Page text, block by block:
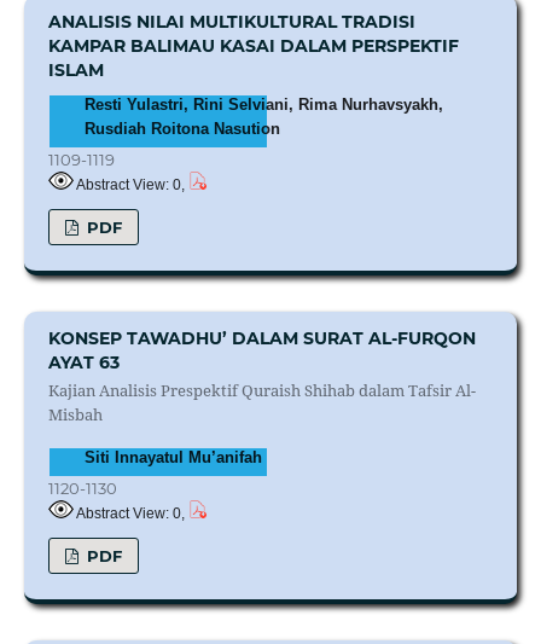
ANALISIS NILAI MULTIKULTURAL TRADISI
KAMPAR BALIMAU KASAI DALAM PERSPEKTIF
ISLAM
Resti Yulastri, Rini Selviani, Rima Nurhavsyakh,
Rusdiah Roitona Nasution
1109-1119
Abstract View: 0,
PDF
KONSEP TAWADHU’ DALAM SURAT AL-FURQON
AYAT 63
Kajian Analisis Prespektif Quraish Shihab dalam Tafsir Al-
Misbah
Siti Innayatul Mu’anifah
1120-1130
Abstract View: 0,
PDF